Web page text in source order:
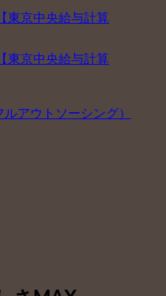
アウトソーシング）